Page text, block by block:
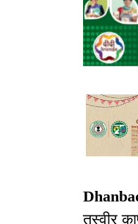
तस्वीर